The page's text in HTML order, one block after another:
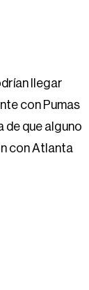
llegar
con Pumas
de que alguno
con Atlanta